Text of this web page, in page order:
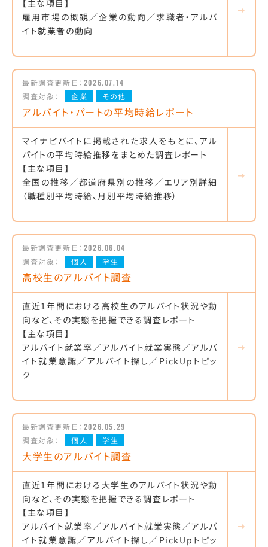
【主な項目】
雇用市場の概観／企業の動向／求職者・アルバ
イト就業者の動向
最新調査更新日： 2026.07.14
調査対象：
企業 その他
アルバイト・パートの平均時給レポート
マイナビバイトに掲載された求人をもとに、アル
バイトの平均時給推移をまとめた調査レポート
【主な項目】
全国の推移／都道府県別の推移／エリア別詳細
（職種別平均時給、月別平均時給推移）
最新調査更新日： 2026.06.04
調査対象：
個人 学生
高校生のアルバイト調査
直近1年間における高校生のアルバイト状況や動
向など、その実態を把握できる調査レポート
【主な項目】
アルバイト就業率／アルバイト就業実態／アルバ
イト就業意識／アルバイト探し／PickUpトピッ
ク
最新調査更新日： 2026.05.29
調査対象：
個人 学生
大学生のアルバイト調査
直近1年間における大学生のアルバイト状況や動
向など、その実態を把握できる調査レポート
【主な項目】
アルバイト就業率／アルバイト就業実態／アルバ
イト就業意識／アルバイト探し／PickUpトピッ